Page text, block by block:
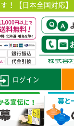
！【日本全国対応】
ログイン